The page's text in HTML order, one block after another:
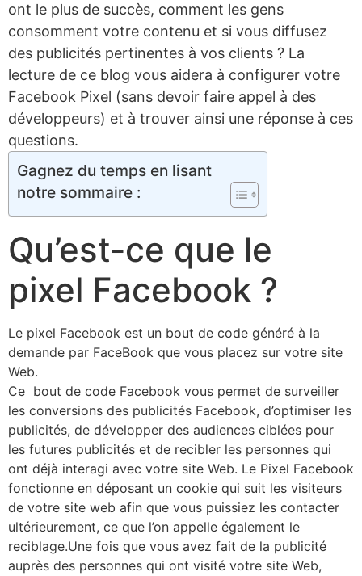
ont le plus de succès, comment les gens
consomment votre contenu et si vous diffusez
des publicités pertinentes à vos clients ? La
lecture de ce blog vous aidera à configurer votre
Facebook Pixel (sans devoir faire appel à des
développeurs) et à trouver ainsi une réponse à ces
questions.
Gagnez du temps en lisant
notre sommaire :
Qu’est-ce que le
pixel Facebook ?
Le pixel Facebook est un bout de code généré à la
demande par FaceBook que vous placez sur votre site
Web.
Ce bout de code Facebook vous permet de surveiller
les conversions des publicités Facebook, d’optimiser les
publicités, de développer des audiences ciblées pour
les futures publicités et de recibler les personnes qui
ont déjà interagi avec votre site Web. Le Pixel Facebook
fonctionne en déposant un cookie qui suit les visiteurs
de votre site web afin que vous puissiez les contacter
ultérieurement, ce que l’on appelle également le
reciblage.Une fois que vous avez fait de la publicité
auprès des personnes qui ont visité votre site Web,